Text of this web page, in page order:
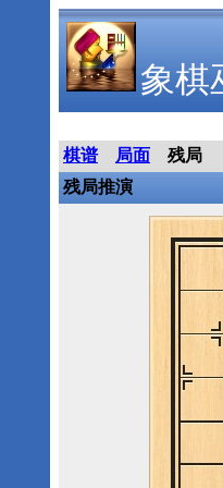
象棋
棋谱 局面
残局
残局推演